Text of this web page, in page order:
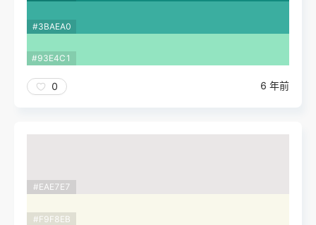
#3BAEA0
#93E4C1
0 6 年前
#EAE7E7
#F9F8EB